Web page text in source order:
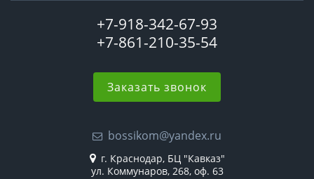
+7-918-342-67-93
+7-861-210-35-54
Заказать звонок
bossikom@yandex.ru
г. Краснодар, БЦ "Кавказ"
ул. Коммунаров, 268, оф. 63